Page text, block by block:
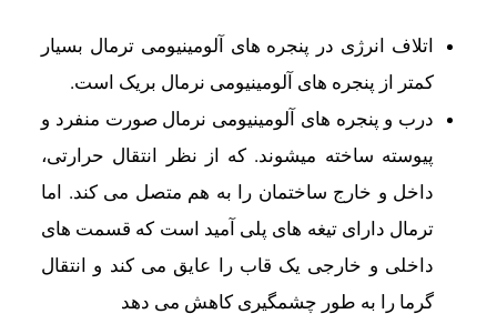
اتلاف انرژی در پنجره های آلومینیومی ترمال بسیار
کمتر از پنجره های آلومینیومی نرمال بریک است.
درب و پنجره های آلومینیومی نرمال صورت منفرد و
پیوسته ساخته میشوند. که از نظر انتقال حرارتی،
داخل و خارج ساختمان را به هم متصل می کند. اما
ترمال دارای تیغه های پلی آمید است که قسمت های
داخلی و خارجی یک قاب را عایق می کند و انتقال
گرما را به طور چشمگیری کاهش می دهد